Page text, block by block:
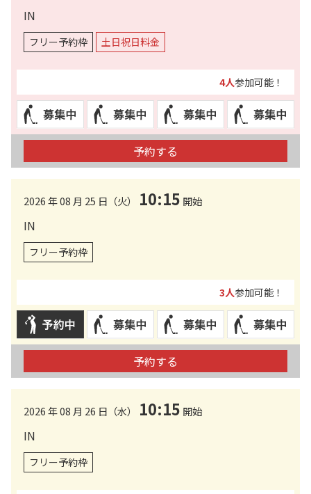
IN
フリー予約枠 土日祝日料金
4人参加可能！
予約する
2026 年 08 月 25 日（火） 10:15 開始
IN
フリー予約枠
3人参加可能！
予約する
2026 年 08 月 26 日（水） 10:15 開始
IN
フリー予約枠